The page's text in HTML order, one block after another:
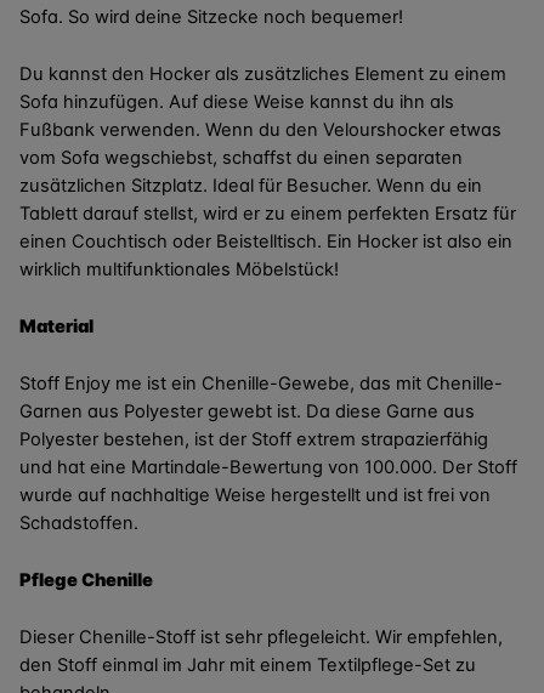
Sofa. So wird deine Sitzecke noch bequemer!
Du kannst den Hocker als zusätzliches Element zu einem
Sofa hinzufügen. Auf diese Weise kannst du ihn als
Fußbank verwenden. Wenn du den Velourshocker etwas
vom Sofa wegschiebst, schaffst du einen separaten
zusätzlichen Sitzplatz. Ideal für Besucher. Wenn du ein
Tablett darauf stellst, wird er zu einem perfekten Ersatz für
einen Couchtisch oder Beistelltisch. Ein Hocker ist also ein
wirklich multifunktionales Möbelstück!
Material
Stoff Enjoy me ist ein Chenille-Gewebe, das mit Chenille-
Garnen aus Polyester gewebt ist. Da diese Garne aus
Polyester bestehen, ist der Stoff extrem strapazierfähig
und hat eine Martindale-Bewertung von 100.000. Der Stoff
wurde auf nachhaltige Weise hergestellt und ist frei von
Schadstoffen.
Pflege Chenille
Dieser Chenille-Stoff ist sehr pflegeleicht. Wir empfehlen,
den Stoff einmal im Jahr mit einem Textilpflege-Set zu